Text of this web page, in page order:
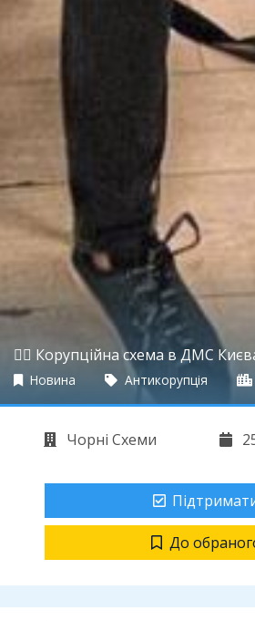
👮‍♀️ Корупційна схема в ДМС
Новина Антикорупція
Чорні Схеми
До